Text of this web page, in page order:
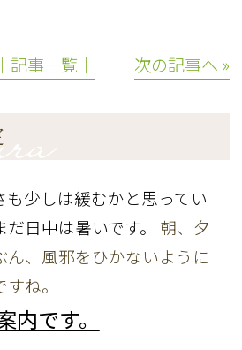
│記事一覧│ 次の記事へ »
も少しは緩むかと思ってい
日中は暑いです。
朝、夕
ん、風邪をひかないように
ね。
内です。